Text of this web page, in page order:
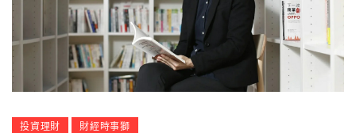
投資理財 財經時事獅